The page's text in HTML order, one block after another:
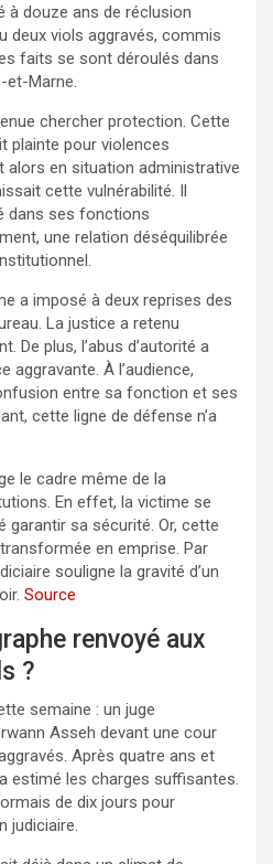
à douze ans de réclusion
deux viols aggravés, commis
faits se sont déroulés dans
et-Marne.
chercher protection. Cette
plainte pour violences
alors en situation administrative
cette vulnérabilité. Il
dans ses fonctions
une relation déséquilibrée
a imposé à deux reprises des
La justice a retenu
De plus, l’abus d’autorité a
À l’audience,
entre sa fonction et ses
cette ligne de défense n’a
le cadre même de la
En effet, la victime se
garantir sa sécurité. Or, cette
en emprise. Par
souligne la gravité d’un
Source
renvoyé aux
?
semaine : un juge
Asseh devant une cour
Après quatre ans et
estimé les charges suffisantes.
de dix jours pour
judiciaire.